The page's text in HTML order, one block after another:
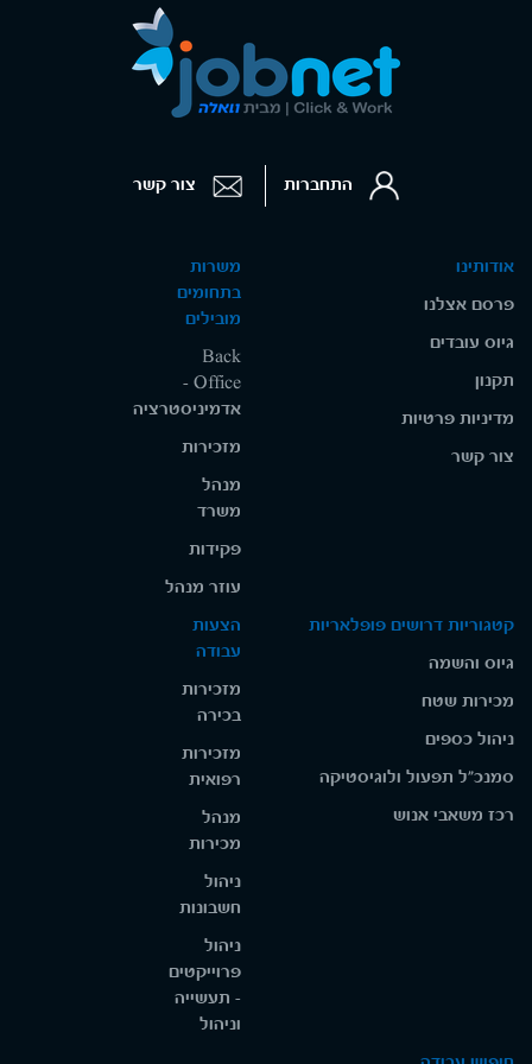
אודותינו
פרסם אצלנו
גיוס עובדים
תקנון
מדיניות פרטיות
צור קשר
משרות
בתחומים
מובילים
Back
Office -
אדמיניסטרציה
מזכירות
מנהל
משרד
פקידות
עוזר מנהל
קטגוריות דרושים פופלאריות
גיוס והשמה
מכירות שטח
ניהול כספים
סמנכ"ל תפעול ולוגיסטיקה
רכז משאבי אנוש
הצעות
עבודה
מזכירות
בכירה
מזכירות
רפואית
מנהל
מכירות
ניהול
חשבונות
ניהול
פרוייקטים
- תעשייה
וניהול